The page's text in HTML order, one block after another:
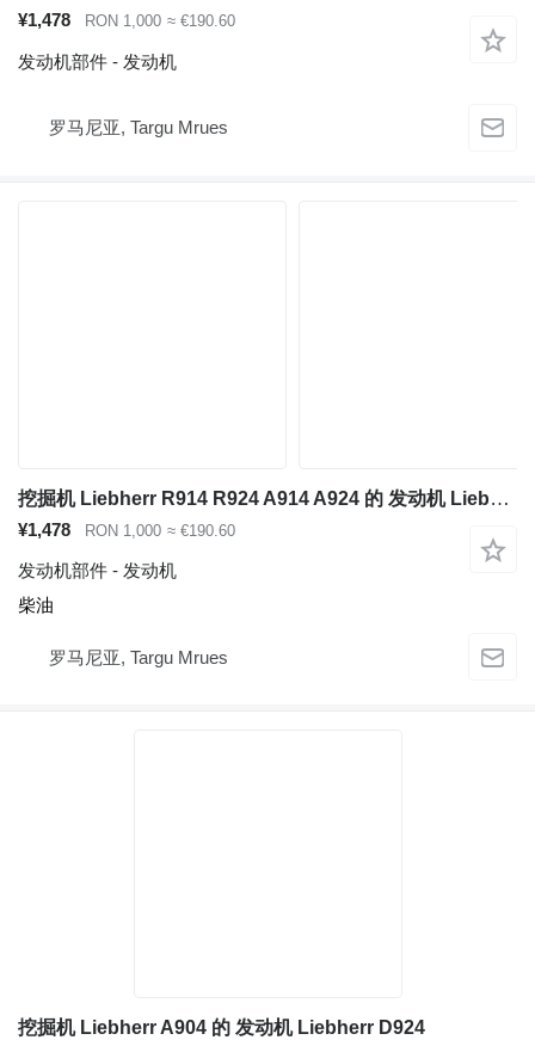
¥1,478 RON 1,000 ≈ €190.60
发动机部件 - 发动机
罗马尼亚, Targu Mrues
挖掘机 Liebherr R914 R924 A914 A924 的 发动机 Liebherr D924T-E A1
¥1,478 RON 1,000 ≈ €190.60
发动机部件 - 发动机
柴油
罗马尼亚, Targu Mrues
挖掘机 Liebherr A904 的 发动机 Liebherr D924